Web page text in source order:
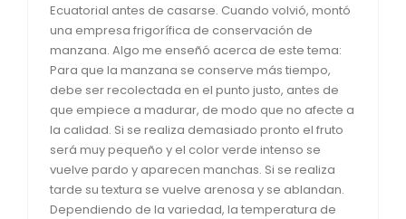
Ecuatorial antes de casarse. Cuando volvió, montó
una empresa frigorífica de conservación de
manzana. Algo me enseñó acerca de este tema:
Para que la manzana se conserve más tiempo,
debe ser recolectada en el punto justo, antes de
que empiece a madurar, de modo que no afecte a
la calidad. Si se realiza demasiado pronto el fruto
será muy pequeño y el color verde intenso se
vuelve pardo y aparecen manchas. Si se realiza
tarde su textura se vuelve arenosa y se ablandan.
Dependiendo de la variedad, la temperatura de